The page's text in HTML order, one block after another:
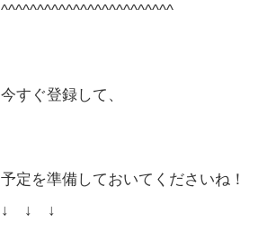
^^^^^^^^^^^^^^^^^^^^^^^^
今すぐ登録して、
予定を準備しておいてくださいね！
↓ ↓ ↓